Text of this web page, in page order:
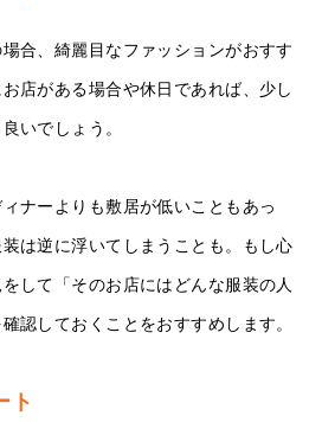
合、綺麗目なファッションがおすす
店がある場合や休日であれば、少し
いでしょう。
ナーよりも敷居が低いこともあっ
は逆に浮いてしまうことも。もし心
して「そのお店にはどんな服装の人
認しておくことをおすすめします。
ト